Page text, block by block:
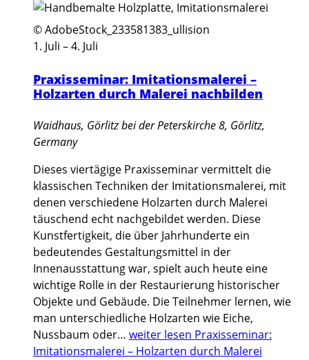
© AdobeStock_233581383_ullision
1. Juli –4. Juli
Praxisseminar: Imitationsmalerei –
Holzarten durch Malerei nachbilden
Waidhaus, Görlitzbei der Peterskirche 8, Görlitz,
Germany
Dieses viertägige Praxisseminar vermittelt die
klassischen Techniken der Imitationsmalerei, mit
denen verschiedene Holzarten durch Malerei
täuschend echt nachgebildet werden. Diese
Kunstfertigkeit, die über Jahrhunderte ein
bedeutendes Gestaltungsmittel in der
Innenausstattung war, spielt auch heute eine
wichtige Rolle in der Restaurierung historischer
Objekte und Gebäude. Die Teilnehmer lernen, wie
man unterschiedliche Holzarten wie Eiche,
Nussbaum oder… weiter lesen Praxisseminar:
Imitationsmalerei – Holzarten durch Malerei